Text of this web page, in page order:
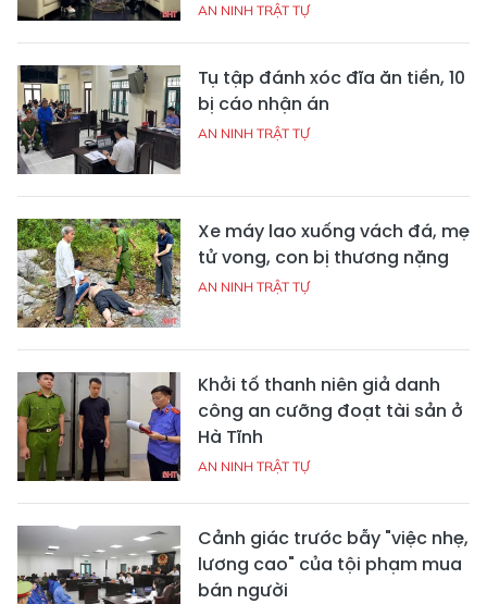
AN NINH TRẬT TỰ
Tụ tập đánh xóc đĩa ăn tiền, 10
bị cáo nhận án
AN NINH TRẬT TỰ
Xe máy lao xuống vách đá, mẹ
tử vong, con bị thương nặng
AN NINH TRẬT TỰ
Khởi tố thanh niên giả danh
công an cưỡng đoạt tài sản ở
Hà Tĩnh
AN NINH TRẬT TỰ
Cảnh giác trước bẫy "việc nhẹ,
lương cao" của tội phạm mua
bán người